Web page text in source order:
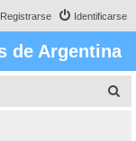
Identificarse
Registrarse
de Argentina